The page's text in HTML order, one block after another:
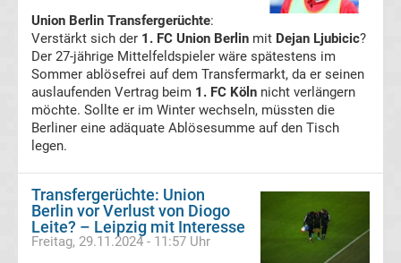
England
Transfergerüchte
Italien
Transfergerüchte
Spanien
Top-
Aktuell
Union Berlin Transfergerüchte:
Verstärkt sich der 1. FC Union Berlin mit Dejan Ljubicic?
Der 27-jährige Mittelfeldspieler wäre spätestens im
Sommer ablösefrei auf dem Transfermarkt, da er seinen
auslaufenden Vertrag beim 1. FC Köln nicht verlängern
möchte. Sollte er im Winter wechseln, müssten die
Berliner eine adäquate Ablösesumme auf den Tisch
legen.
Transfergerüchte: Union
Berlin vor Verlust von Diogo
Leite? – Leipzig mit Interesse
Freitag, 29.11.2024 - 11:57 Uhr